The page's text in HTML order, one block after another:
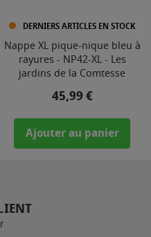
DERNIERS ARTICLES EN STOCK
Nappe XL pique-nique bleu à
rayures - NP42-XL - Les
jardins de la Comtesse
Prix
45,99 €
Ajouter au panier